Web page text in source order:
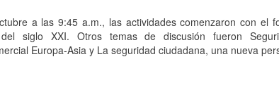
a las 9:45 a.m., las actividades comenzaron con el
siglo XXI. Otros temas de discusión fueron
Europa-Asia y La seguridad ciudadana, una nueva